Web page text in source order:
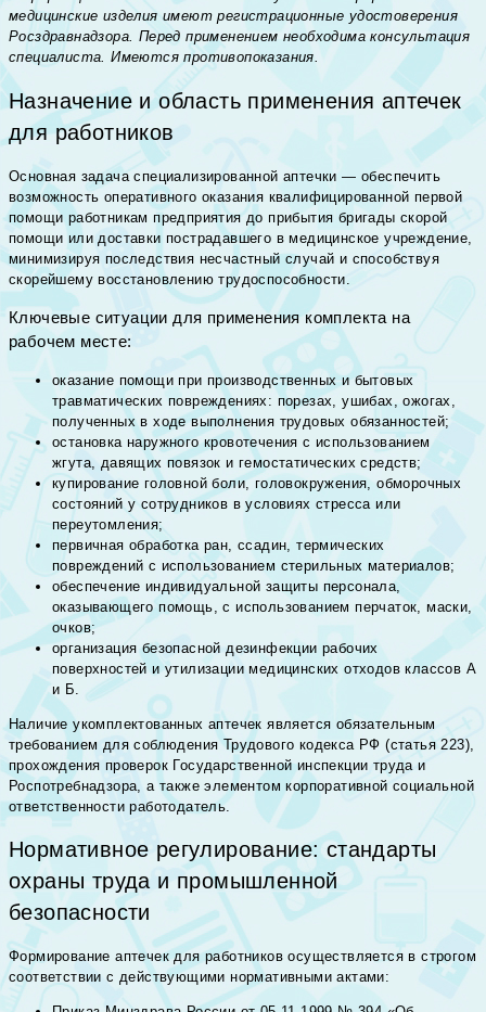
медицинские изделия имеют регистрационные удостоверения
Росздравнадзора. Перед применением необходима консультация
специалиста. Имеются противопоказания.
Назначение и область применения аптечек
для работников
Основная задача специализированной аптечки — обеспечить
возможность оперативного оказания квалифицированной первой
помощи работникам предприятия до прибытия бригады скорой
помощи или доставки пострадавшего в медицинское учреждение,
минимизируя последствия несчастный случай и способствуя
скорейшему восстановлению трудоспособности.
Ключевые ситуации для применения комплекта на
рабочем месте:
оказание помощи при производственных и бытовых
травматических повреждениях: порезах, ушибах, ожогах,
полученных в ходе выполнения трудовых обязанностей;
остановка наружного кровотечения с использованием
жгута, давящих повязок и гемостатических средств;
купирование головной боли, головокружения, обморочных
состояний у сотрудников в условиях стресса или
переутомления;
первичная обработка ран, ссадин, термических
повреждений с использованием стерильных материалов;
обеспечение индивидуальной защиты персонала,
оказывающего помощь, с использованием перчаток, маски,
очков;
организация безопасной дезинфекции рабочих
поверхностей и утилизации медицинских отходов классов А
и Б.
Наличие укомплектованных аптечек является обязательным
требованием для соблюдения Трудового кодекса РФ (статья 223),
прохождения проверок Государственной инспекции труда и
Роспотребнадзора, а также элементом корпоративной социальной
ответственности работодатель.
Нормативное регулирование: стандарты
охраны труда и промышленной
безопасности
Формирование аптечек для работников осуществляется в строгом
соответствии с действующими нормативными актами: